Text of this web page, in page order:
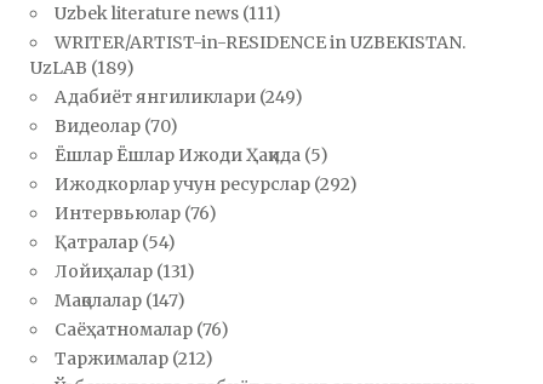
Uzbek literature news (111)
WRITER/ARTIST-in-RESIDENCE in UZBEKISTAN.
UzLAB (189)
Адабиёт янгиликлари (249)
Видеолар (70)
Ёшлар Ёшлар Ижоди Ҳақида (5)
Ижодкорлар учун ресурслар (292)
Интервьюлар (76)
Қатралар (54)
Лойиҳалар (131)
Мақолалар (147)
Саёҳатномалар (76)
Таржималар (212)